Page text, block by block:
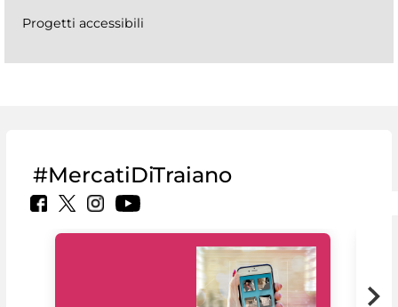
Progetti accessibili
#MercatiDiTraiano